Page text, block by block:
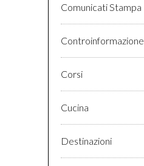
Comunicati Stampa
Controinformazione
Corsi
Cucina
Destinazioni